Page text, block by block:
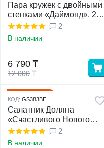
Пара кружек с двойными
стенками «Даймонд», 200
мл
2
В наличии
12 000 ₸
6 790 ₸
27%
КОД: GS383BE
Салатник Доляна
«Счастливого Нового
Года», 500 мл, d=15,2 см
2
В наличии